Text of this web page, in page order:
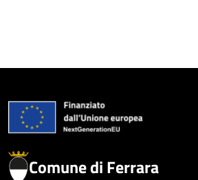
Comune di Ferrara